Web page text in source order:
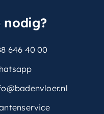
nodig?
646 40 00